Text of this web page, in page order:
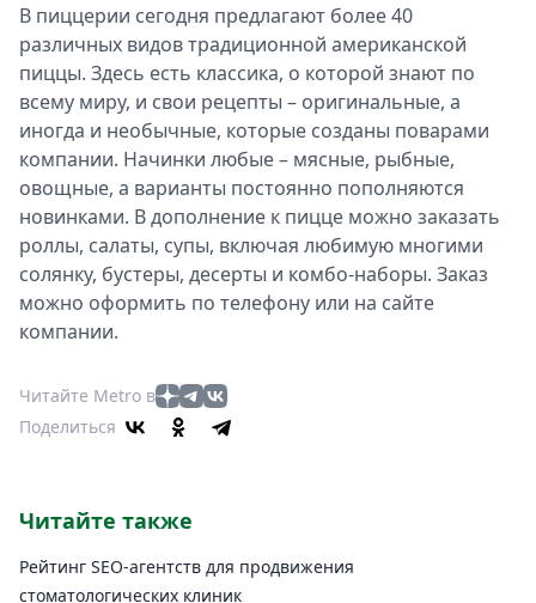
В пиццерии сегодня предлагают более 40
различных видов традиционной американской
пиццы. Здесь есть классика, о которой знают по
всему миру, и свои рецепты – оригинальные, а
иногда и необычные, которые созданы поварами
компании. Начинки любые – мясные, рыбные,
овощные, а варианты постоянно пополняются
новинками. В дополнение к пицце можно заказать
роллы, салаты, супы, включая любимую многими
солянку, бустеры, десерты и комбо-наборы. Заказ
можно оформить по телефону или на сайте
компании.
Читайте Metro в
Поделиться
Читайте также
Рейтинг SEO-агентств для продвижения
стоматологических клиник